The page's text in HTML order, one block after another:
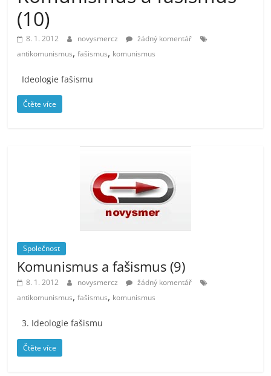
(10)
8. 1. 2012 novysmercz
žádný komentář
antikomunismus,fašismus, komunismus
Ideologie fašismu
Čtěte více
Společnost
Komunismus a fašismus (9)
8. 1. 2012 novysmercz
žádný komentář
antikomunismus,fašismus, komunismus
3. Ideologie fašismu
Čtěte více